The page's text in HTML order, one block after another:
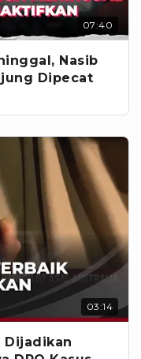
07:40
Nasib
Dipecat
03:14
Dijadikan